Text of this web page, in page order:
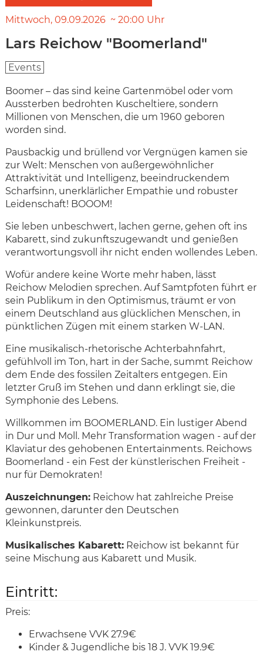
Mittwoch 09.09.2026 20:00 Uhr
Lars Reichow "Boomerland"
Events
Boomer – das sind keine Gartenmöbel oder vom
Aussterben bedrohten Kuscheltiere, sondern
Millionen von Menschen, die um 1960 geboren
worden sind.
Pausbackig und brüllend vor Vergnügen kamen sie
zur Welt: Menschen von außergewöhnlicher
Attraktivität und Intelligenz, beeindruckendem
Scharfsinn, unerklärlicher Empathie und robuster
Leidenschaft! BOOOM!
Sie leben unbeschwert, lachen gerne, gehen oft ins
Kabarett, sind zukunftszugewandt und genießen
verantwortungsvoll ihr nicht enden wollendes Leben.
Wofür andere keine Worte mehr haben, lässt
Reichow Melodien sprechen. Auf Samtpfoten führt er
sein Publikum in den Optimismus, träumt er von
einem Deutschland aus glücklichen Menschen, in
pünktlichen Zügen mit einem starken W-LAN.
Eine musikalisch-rhetorische Achterbahnfahrt,
gefühlvoll im Ton, hart in der Sache, summt Reichow
dem Ende des fossilen Zeitalters entgegen. Ein
letzter Gruß im Stehen und dann erklingt sie, die
Symphonie des Lebens.
Willkommen im BOOMERLAND. Ein lustiger Abend
in Dur und Moll. Mehr Transformation wagen - auf der
Klaviatur des gehobenen Entertainments. Reichows
Boomerland - ein Fest der künstlerischen Freiheit -
nur für Demokraten!
Auszeichnungen:Reichow hat zahlreiche Preise
gewonnen, darunter den Deutschen
Kleinkunstpreis.
Musikalisches Kabarett:Reichow ist bekannt für
seine Mischung aus Kabarett und Musik.
Eintritt:
Preis:
Erwachsene VVK 27.9€
Kinder & Jugendliche bis 18 J. VVK 19.9€